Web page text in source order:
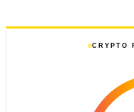
CRYPTO